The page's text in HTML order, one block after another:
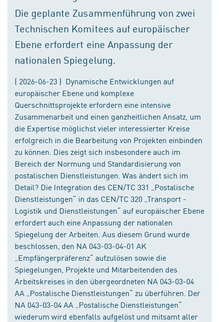
Die geplante Zusammenführung von zwei
Technischen Komitees auf europäischer
Ebene erfordert eine Anpassung der
nationalen Spiegelung.
( 2026-06-23 ) Dynamische Entwicklungen auf
europäischer Ebene und komplexe
Querschnittsprojekte erfordern eine intensive
Zusammenarbeit und einen ganzheitlichen Ansatz, um
die Expertise möglichst vieler interessierter Kreise
erfolgreich in die Bearbeitung von Projekten einbinden
zu können. Dies zeigt sich insbesondere auch im
Bereich der Normung und Standardisierung von
postalischen Dienstleistungen. Was ändert sich im
Detail? Die Integration des CEN/TC 331 „Postalische
Dienstleistungen“ in das CEN/TC 320 „Transport -
Logistik und Dienstleistungen“ auf europäischer Ebene
erfordert auch eine Anpassung der nationalen
Spiegelung der Arbeiten. Aus diesem Grund wurde
beschlossen, den NA 043-03-04-01 AK
„Empfängerpräferenz“ aufzulösen sowie die
Spiegelungen, Projekte und Mitarbeitenden des
Arbeitskreises in den übergeordneten NA 043-03-04
AA „Postalische Dienstleistungen“ zu überführen. Der
NA 043-03-04 AA „Postalische Dienstleistungen“
wiederum wird ebenfalls aufgelöst und mitsamt aller